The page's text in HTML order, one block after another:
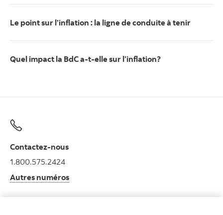
Le point sur l’inflation : la ligne de conduite à tenir
Quel impact la BdC a-t-elle sur l’inflation?
Contactez-nous
1.800.575.2424
Autres numéros